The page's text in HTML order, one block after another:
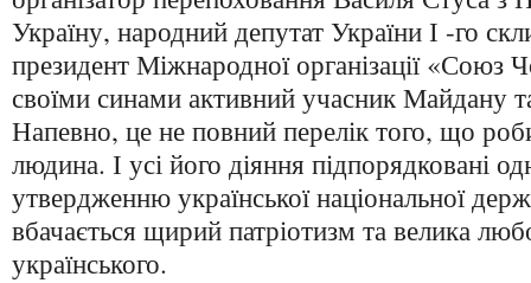
Україну, народний депутат України І -го
президент Міжнародної організації «Союз
своїми синами активний учасник Майдану
Напевно, це не повний перелік того, що
людина. І усі його діяння підпорядковані
утвердженню української національної
вбачається щирий патріотизм та велика
українського.